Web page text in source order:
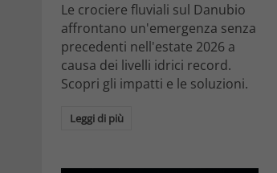
Le crociere fluviali sul Danubio
affrontano un'emergenza senza
precedenti nell'estate 2026 a
causa dei livelli idrici record.
Scopri gli impatti e le soluzioni.
Leggi di più